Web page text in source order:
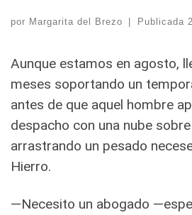
por Margarita del Brezo | Publicada
Aunque estamos en agosto,
meses soportando un
antes de que aquel hombre
despacho con una nube
arrastrando un pesado
Hierro.
—Necesito un abogado